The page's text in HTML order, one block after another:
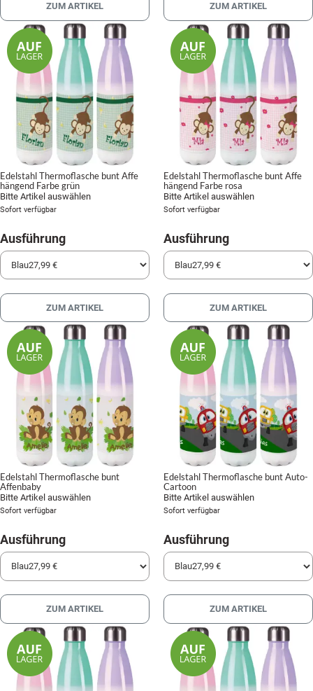
ZUM ARTIKEL ZUM ARTIKEL
Edelstahl Thermoflasche bunt Affe
hängend Farbe grün
Bitte Artikel auswählen
Sofort verfügbar
Ausführung
ZUM ARTIKEL
Edelstahl Thermoflasche bunt Affe
hängend Farbe rosa
Bitte Artikel auswählen
Sofort verfügbar
Ausführung
ZUM ARTIKEL
Edelstahl Thermoflasche bunt
Affenbaby
Bitte Artikel auswählen
Sofort verfügbar
Ausführung
ZUM ARTIKEL
Edelstahl Thermoflasche bunt Auto-
Cartoon
Bitte Artikel auswählen
Sofort verfügbar
Ausführung
ZUM ARTIKEL